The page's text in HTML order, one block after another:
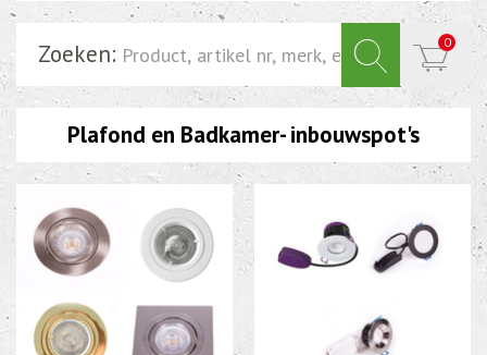
Verlichting
Bevestigingsmateriaal
Tuin elektriciteit
Tuinverlichting
Grondspots met geïntrigeerde LED of energie zuinige
Zoeken: 0
Plafond en Badkamer- inbouwspot's